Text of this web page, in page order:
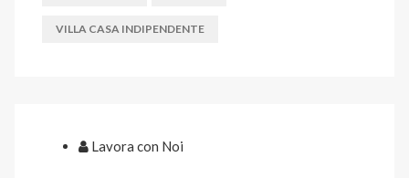
VILLA CASA INDIPENDENTE
Lavora con Noi